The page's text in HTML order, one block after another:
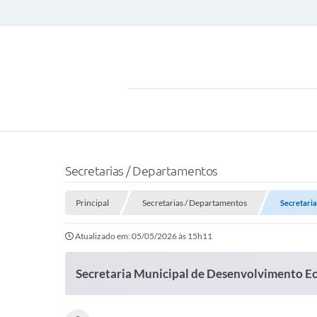
Secretarias / Departamentos
Principal Secretarias / Departamentos Secretaria
Atualizado em: 05/05/2026 às 15h11
Secretaria Municipal de Desenvolvimento